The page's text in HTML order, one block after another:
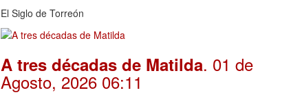
El Siglo de Torreón
A tres décadas de Matilda. 01 de
Agosto, 2026 06:11